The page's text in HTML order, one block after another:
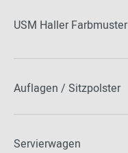
USM Haller Farbmuster
Auflagen / Sitzpolster
Servierwagen